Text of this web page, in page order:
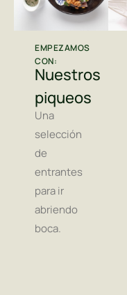
EMPEZAMOS
CON:
Nuestros
piqueos
Una
selección
de
entrantes
para ir
abriendo
boca.